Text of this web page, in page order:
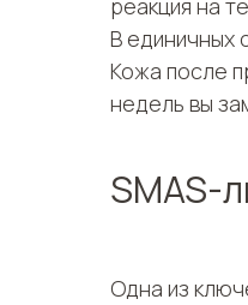
реакция на
В единичных
Кожа после
недель вы
SMAS-
Одна из